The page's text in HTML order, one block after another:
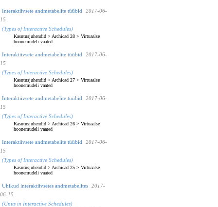
Interaktiivsete andmetabelite tüübid
2017-06-
15
(Types of Interactive Schedules)
Kasutusjuhendid > Archicad 28 > Virtuaalse
hoonemudeli vaated
Interaktiivsete andmetabelite tüübid
2017-06-
15
(Types of Interactive Schedules)
Kasutusjuhendid > Archicad 27 > Virtuaalse
hoonemudeli vaated
Interaktiivsete andmetabelite tüübid
2017-06-
15
(Types of Interactive Schedules)
Kasutusjuhendid > Archicad 26 > Virtuaalse
hoonemudeli vaated
Interaktiivsete andmetabelite tüübid
2017-06-
15
(Types of Interactive Schedules)
Kasutusjuhendid > Archicad 25 > Virtuaalse
hoonemudeli vaated
Ühikud interaktiivsetes andmetabelites
2017-
06-15
(Units in Interactive Schedules)